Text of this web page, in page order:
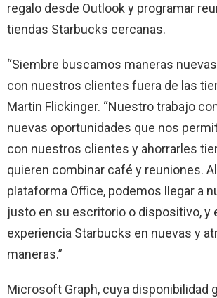
regalo desde Outlook y programar
tiendas Starbucks cercanas.
“Siembre buscamos maneras
con nuestros clientes fuera de las
Martin Flickinger. “Nuestro trabajo
nuevas oportunidades que nos
con nuestros clientes y ahorrarles
quieren combinar café y reuniones.
plataforma Office, podemos llegar a
justo en su escritorio o dispositivo, y
experiencia Starbucks en nuevas y
maneras.”
Microsoft Graph, cuya disponibilidad